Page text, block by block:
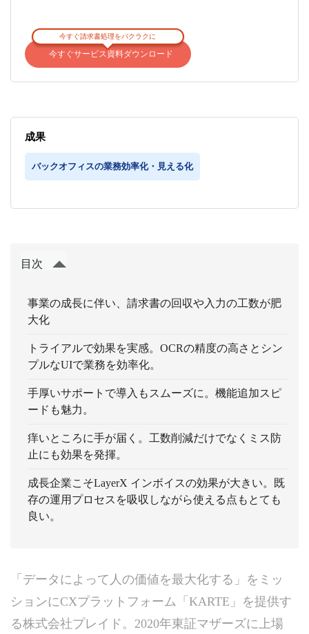
今すぐ請求書処理をバクラクに
今すぐサービス資料ダウンロード
成果
バックオフィスの業務効率化・見える化
目次
事業の成長に伴い、請求書の回収や入力の工数が肥
大化
トライアルで効果を実感。OCRの精度の高さとシン
プルなUIで業務を効率化。
手厚いサポートで導入もスムーズに。機能追加スピ
ードも魅力。
痒いところに手が届く。工数削減だけでなくミス防
止にも効果を発揮。
成長企業こそLayerX インボイスの効果が大きい。既
存の運用プロセスを吸収しながら使える点もとても
良い。
「データによって人の価値を最大化する」をミッ
ションにCXプラットフォーム「KARTE」を提供す
る株式会社プレイド。2020年東証マザーズに上場